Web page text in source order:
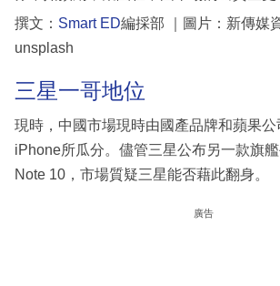
撰文： Smart ED編採部 ｜圖片：新傳媒
unsplash
三星一哥地位
現時，中國市場現時由國產品牌和蘋果公
iPhone所瓜分。儘管三星公布另一款旗
Note 10，市場質疑三星能否藉此翻身。
廣告